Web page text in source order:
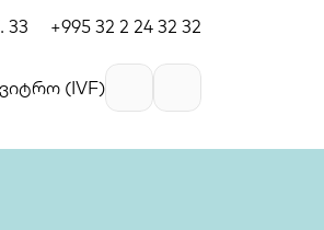
33 +995 32 2 24 32 32
(IVF)